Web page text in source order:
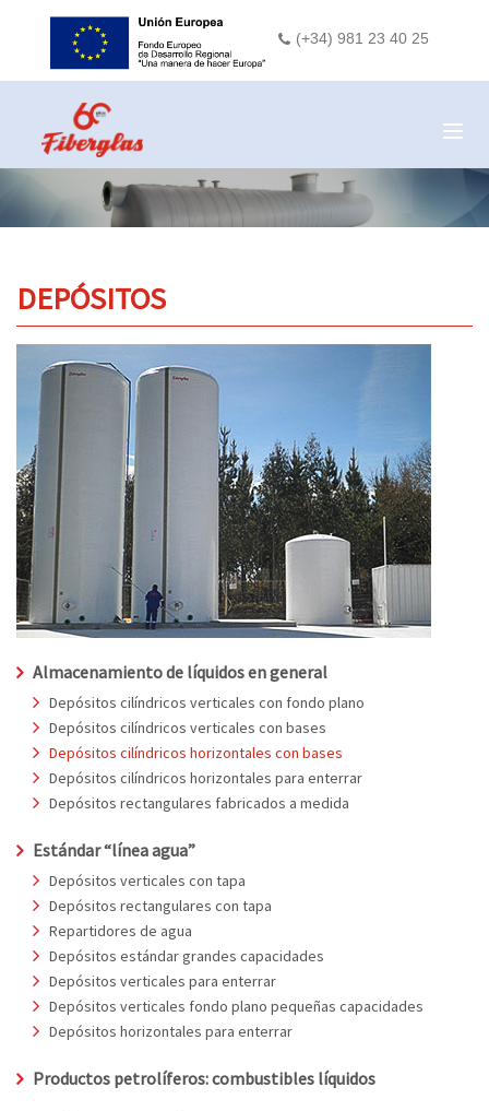
(+34) 981 23 40 25
DEPÓSITOS
Almacenamiento de líquidos en general
Depósitos cilíndricos verticales con fondo plano
Depósitos cilíndricos verticales con bases
Depósitos cilíndricos horizontales con bases
Depósitos cilíndricos horizontales para enterrar
Depósitos rectangulares fabricados a medida
Estándar “línea agua”
Depósitos verticales con tapa
Depósitos rectangulares con tapa
Repartidores de agua
Depósitos estándar grandes capacidades
Depósitos verticales para enterrar
Depósitos verticales fondo plano pequeñas capacidades
Depósitos horizontales para enterrar
Productos petrolíferos: combustibles líquidos